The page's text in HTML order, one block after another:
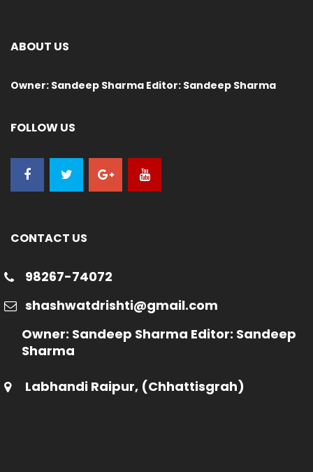
ABOUT US
Owner: Sandeep Sharma Editor: Sandeep Sharma
FOLLOW US
CONTACT US
98267-74072
shashwatdrishti@gmail.com
Owner: Sandeep Sharma Editor: Sandeep
Sharma
Labhandi Raipur, (Chhattisgrah)